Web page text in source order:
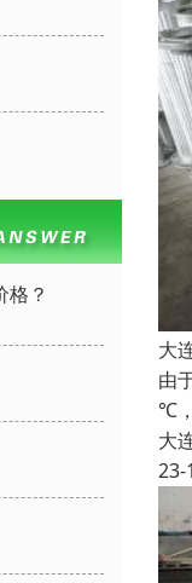
格？
大
由
℃
大
23-